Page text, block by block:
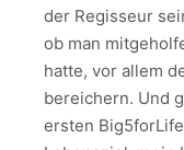
der Regisseur
ob man
hatte, vor allem
bereichern. Und
ersten